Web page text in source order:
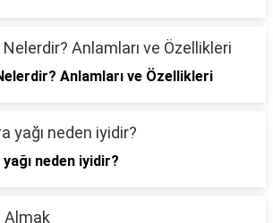
Anlamları ve Özellikleri
neden iyidir?